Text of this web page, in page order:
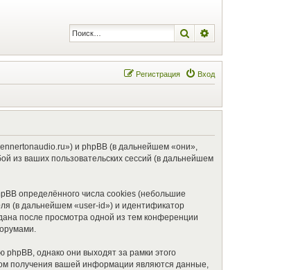
Поиск
Вход
Регистрация
и phpBB (в дальнейшем «они»,
из ваших пользовательских сессий (в дальнейшем
определённого числа cookies (небольшие
(в дальнейшем «user-id») и идентификатор
после просмотра одной из тем конференции
однако они выходят за рамки этого
получения вашей информации являются данные,